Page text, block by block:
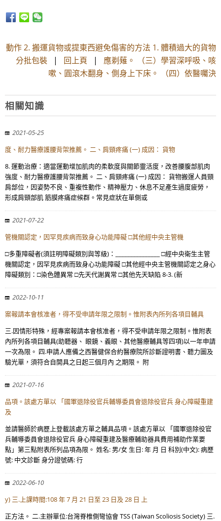
動作 2. 搬運貨物或提東西避免傷害的方法 1. 體積過大的貨物
分批包裝 | 回上頁 | 應剃薙。 （三）學習深呼吸、咳
嗽、圓滾木翻身、側身上下床。 （四）依醫囑決
相關知識
2021-05-25
度、耐力醫療護腰背架推薦。 二、肩頸疼痛 (一) 成因： 貨物
8. 運動治療：適當運動增加肌肉的柔軟度與關節靈活度，改善腰腹部肌肉
強度、耐力醫療護腰背架推薦。 二、肩頸疼痛 (一) 成因： 貨物搬運人員頸
肩部位，因姿勢不良、重複性動作、精神壓力、休息不足產生過度疲勞，
形成肩頸部肌 筋膜疼痛症候群。常見症狀在單側或
2021-07-22
管機關認定，因罕見疾病而致身心功能障礙 □其他經中央主管機
□多重障礙者(須註明障礙類別與等級)：_______________ □經中央衛生主管
機關認定，因罕見疾病而致身心功能障礙 □其他經中央主管機關認定之身心
障礙類別：□染色體異常 □先天代謝異常 □其他先天缺陷 8-3. (新
2022-10-11
案報請本會核准者，得不受申請年限之限制。惟附表內所列各項目輔具
三.因情形特殊，經專案報請本會核准者，得不受申請年限之限制。惟附表
內所列各項目輔具(助聽器、 眼鏡、義眼、其他醫療輔具等四項)以一年申請
一次為限。 四.申請人應備之西醫健保合約醫療院所診斷證明書、聽力圖及
驗光單，須符合自開具之日起三個月內 之期限。 附
2021-07-16
品項。該處方單以 「國軍退除役官兵輔導委員會退除役官兵 身心障礙重建
及
並請醫師於病歷上登載該處方單之輔具品項。該處方單以 「國軍退除役官
兵輔導委員會退除役官兵 身心障礙重建及醫療輔助器具費用補助作業要
點」第三點附表所列品項為限。 姓名: 男/女 生日: 年 月 日 科別(中文): 病歷
號: 中文診斷 身分證號碼: 行
2022-06-10
y) 三.上課時間:108 年 7 月 21 日至 23 日及 28 日 上
正方法。 二.主辦單位:台灣脊椎側彎協會 TSS (Taiwan Scoliosis Society) 三.